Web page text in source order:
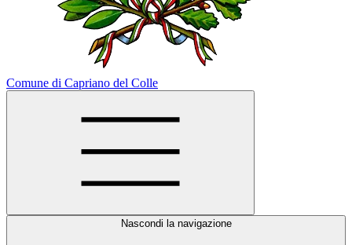
Comune di Capriano del Colle
Nascondi la navigazione